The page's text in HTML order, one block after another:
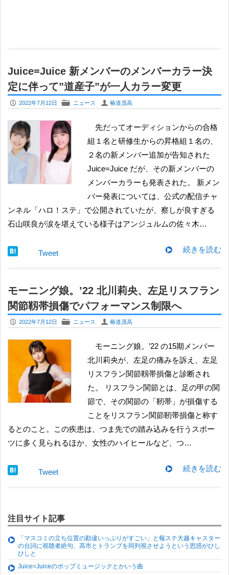
Juice=Juice 新メンバーのメンバーカラー決
定に伴って”道産子”が一人カラー変更
P 2022年7月12日 F ニュース U 椿道茂高
先だってオーディションからの合格
組１名と研修生からの昇格組１名の、
２名の新メンバー追加が告知された
Juice=Juice だが、その新メンバーの
メンバーカラーも発表された。 新メン
バー発表については、公式の配信チャ
ンネル「ハロ！ステ」で公開されていたが、察しが良すぎる
石山咲良が涙を堪えている様子はアンジュルムの佐々木…
続きを読む
Tweet
モーニング娘。’22 北川莉央、左足リスフラン
関節靱帯損傷でパフォーマンス制限へ
P 2022年7月12日 F ニュース U 椿道茂高
モーニング娘。’22 の15期メンバー
北川莉央が、左足の痛みを訴え、左足
リスフラン関節靱帯損傷と診断され
た。 リスフラン関節とは、足の甲の関
節で、その関節の「靭帯」が損傷する
ことをリスフラン関節靭帯損傷と称す
るとのこと。この疾患は、つま先での踏み込みを行うスポー
ツに多く見られるほか、女性のハイヒールなど、つ…
続きを読む
Tweet
注目サイト記事
「マスコミの立ち位置の勘違いっぷりがすごい」と報ステ大越キャスター
の台詞に視聴者絶句、高市とトランプを同列視させようという思惑がひし
ひしと
Juice=Juiceのポップミュージックとかいう曲